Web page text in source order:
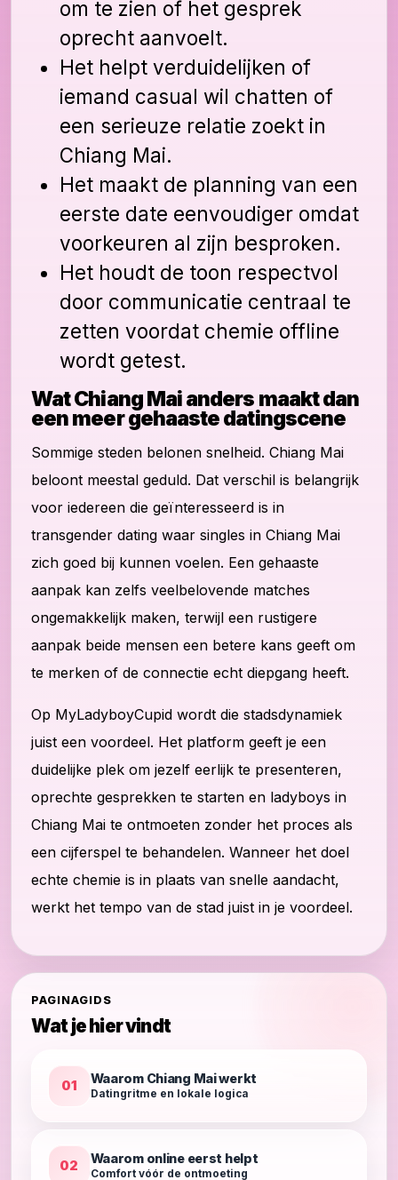
om te zien of het gesprek
oprecht aanvoelt.
Het helpt verduidelijken of
iemand casual wil chatten of
een serieuze relatie zoekt in
Chiang Mai.
Het maakt de planning van een
eerste date eenvoudiger omdat
voorkeuren al zijn besproken.
Het houdt de toon respectvol
door communicatie centraal te
zetten voordat chemie offline
wordt getest.
Wat Chiang Mai anders maakt dan
een meer gehaaste datingscene
Sommige steden belonen snelheid. Chiang Mai
beloont meestal geduld. Dat verschil is belangrijk
voor iedereen die geïnteresseerd is in
transgender dating waar singles in Chiang Mai
zich goed bij kunnen voelen. Een gehaaste
aanpak kan zelfs veelbelovende matches
ongemakkelijk maken, terwijl een rustigere
aanpak beide mensen een betere kans geeft om
te merken of de connectie echt diepgang heeft.
Op MyLadyboyCupid wordt die stadsdynamiek
juist een voordeel. Het platform geeft je een
duidelijke plek om jezelf eerlijk te presenteren,
oprechte gesprekken te starten en ladyboys in
Chiang Mai te ontmoeten zonder het proces als
een cijferspel te behandelen. Wanneer het doel
echte chemie is in plaats van snelle aandacht,
werkt het tempo van de stad juist in je voordeel.
PAGINAGIDS
Wat je hier vindt
01 Waarom Chiang Mai werkt
Datingritme en lokale logica
02 Waarom online eerst helpt
Comfort vóór de ontmoeting